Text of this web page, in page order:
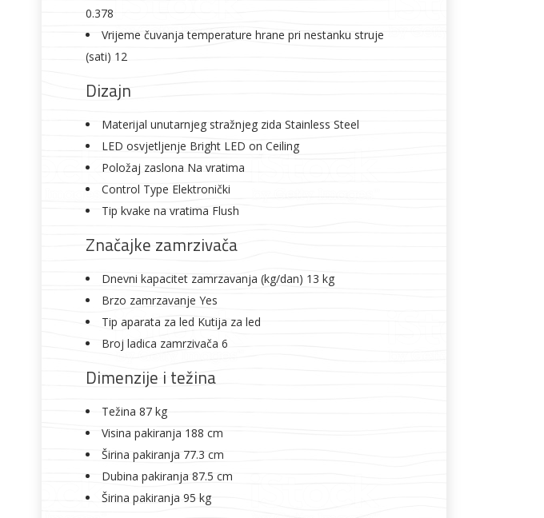
0.378
Vrijeme čuvanja temperature hrane pri nestanku struje
(sati) 12
Dizajn
Materijal unutarnjeg stražnjeg zida Stainless Steel
LED osvjetljenje Bright LED on Ceiling
Položaj zaslona Na vratima
Control Type Elektronički
Tip kvake na vratima Flush
Značajke zamrzivača
Dnevni kapacitet zamrzavanja (kg/dan) 13 kg
Brzo zamrzavanje Yes
Tip aparata za led Kutija za led
Broj ladica zamrzivača 6
Dimenzije i težina
Težina 87 kg
Visina pakiranja 188 cm
Širina pakiranja 77.3 cm
Dubina pakiranja 87.5 cm
Širina pakiranja 95 kg